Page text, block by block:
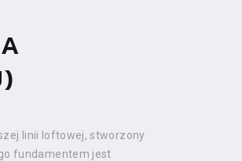
linii loftowej, stworzony
fundamentem jest